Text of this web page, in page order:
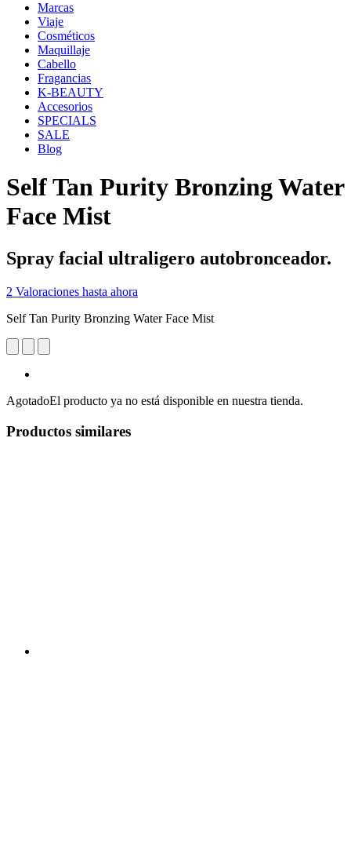
Marcas
Viaje
Cosméticos
Maquillaje
Cabello
Fragancias
K-BEAUTY
Accesorios
SPECIALS
SALE
Blog
Self Tan Purity Bronzing Water
Face Mist
Spray facial ultraligero autobronceador.
2 Valoraciones hasta ahora
Self Tan Purity Bronzing Water Face Mist
AgotadoEl producto ya no está disponible en nuestra tienda.
Productos similares